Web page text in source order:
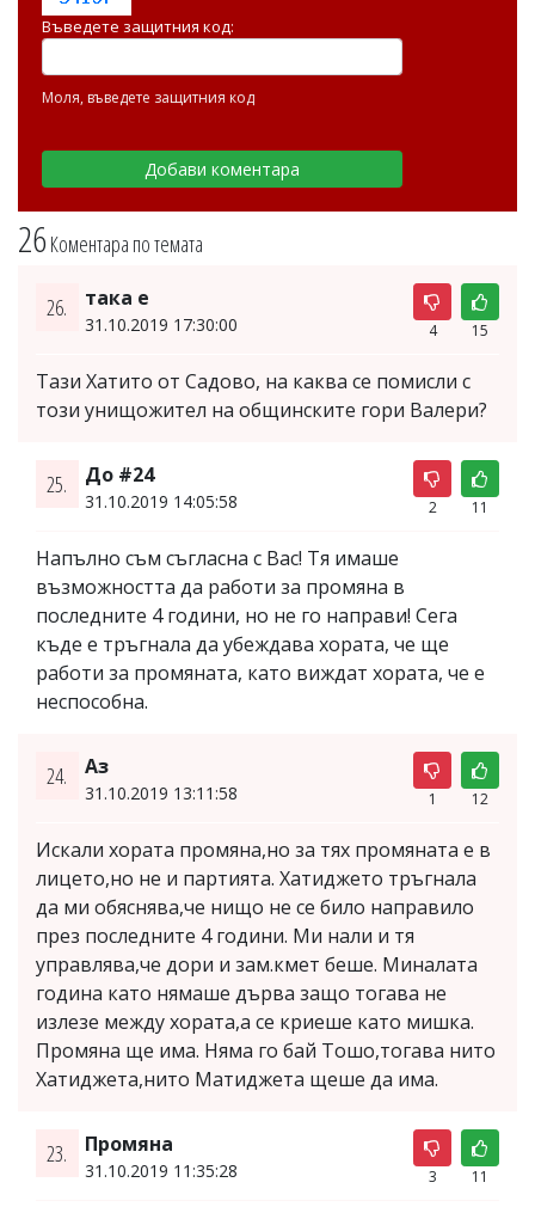
26Коментара по темата
26. така е
31.10.2019 17:30:00 4 15
Тази Хатито от Садово, на каква се помисли с
този унищожител на общинските гори Валери?
25. До #24
31.10.2019 14:05:58 2 11
Напълно съм съгласна с Вас! Тя имаше
възможността да работи за промяна в
последните 4 години, но не го направи! Сега
къде е тръгнала да убеждава хората, че ще
работи за промяната, като виждат хората, че е
неспособна.
24. Аз
31.10.2019 13:11:58 1 12
Искали хората промяна,но за тях промяната е в
лицето,но не и партията. Хатиджето тръгнала
да ми обяснява,че нищо не се било направило
през последните 4 години. Ми нали и тя
управлява,че дори и зам.кмет беше. Миналата
година като нямаше дърва защо тогава не
излезе между хората,а се криеше като мишка.
Промяна ще има. Няма го бай Тошо,тогава нито
Хатиджета,нито Матиджета щеше да има.
23. Промяна
31.10.2019 11:35:28 3 11
Въведете защитния код:
Моля, въведете защитния код